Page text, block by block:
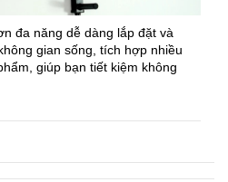
đa năng dễ dàng lắp đặt và
gian sống, tích hợp nhiều
giúp bạn tiết kiệm không